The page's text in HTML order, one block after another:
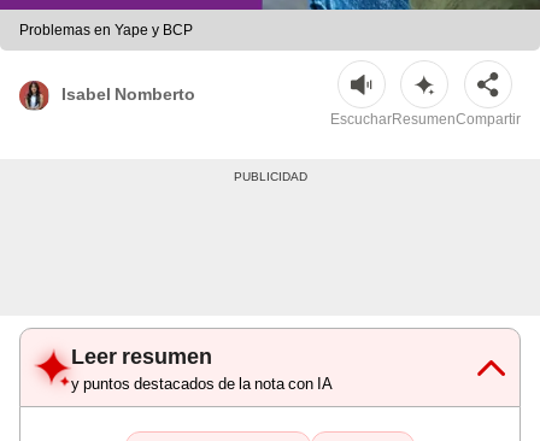
Problemas en Yape y BCP
Isabel Nomberto
EscucharResumenCompartir
Leer resumen
y puntos destacados de la nota con IA